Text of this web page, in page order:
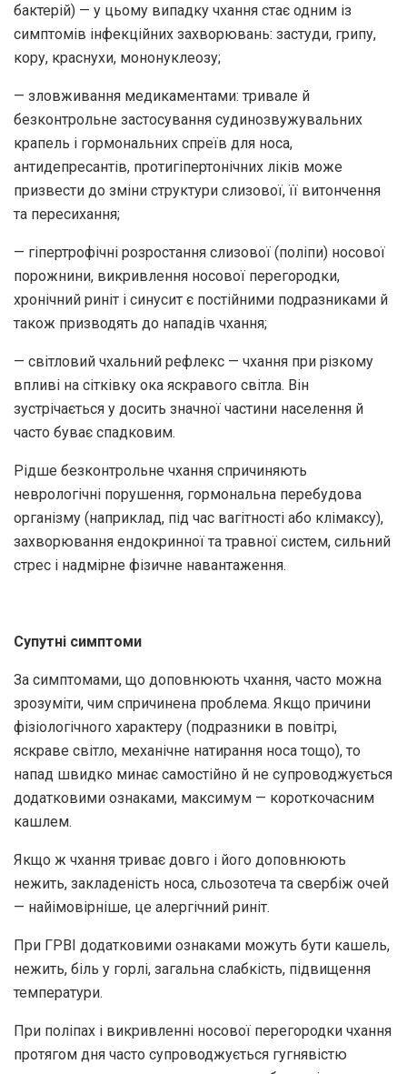
бактерій) — у цьому випадку чхання стає одним із
симптомів інфекційних захворювань: застуди, грипу,
кору, краснухи, мононуклеозу;
— зловживання медикаментами: тривале й
безконтрольне застосування судинозвужувальних
крапель і гормональних спреїв для носа,
антидепресантів, протигіпертонічних ліків може
призвести до зміни структури слизової, її витончення
та пересихання;
— гіпертрофічні розростання слизової (поліпи) носової
порожнини, викривлення носової перегородки,
хронічний риніт і синусит є постійними подразниками й
також призводять до нападів чхання;
— світловий чхальний рефлекс — чхання при різкому
впливі на сітківку ока яскравого світла. Він
зустрічається у досить значної частини населення й
часто буває спадковим.
Рідше безконтрольне чхання спричиняють
неврологічні порушення, гормональна перебудова
організму (наприклад, під час вагітності або клімаксу),
захворювання ендокринної та травної систем, сильний
стрес і надмірне фізичне навантаження.
Супутні симптоми
За симптомами, що доповнюють чхання, часто можна
зрозуміти, чим спричинена проблема. Якщо причини
фізіологічного характеру (подразники в повітрі,
яскраве світло, механічне натирання носа тощо), то
напад швидко минає самостійно й не супроводжується
додатковими ознаками, максимум — короткочасним
кашлем.
Якщо ж чхання триває довго і його доповнюють
нежить, закладеність носа, сльозотеча та свербіж очей
— найімовірніше, це алергічний риніт.
При ГРВІ додатковими ознаками можуть бути кашель,
нежить, біль у горлі, загальна слабкість, підвищення
температури.
При поліпах і викривленні носової перегородки чхання
протягом дня часто супроводжується гугнявістю